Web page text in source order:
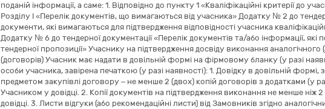
поданій інформації, а саме: 1. Відповідно до пункту 1 «Кваліфікаційні критерії до
Розділу І «Перелік документів, що вимагаються від учасника» Додатку № 2 до
документи, які вимагаються для підтвердження відповідності учасника
Додатку № 6 до тендерної документації «Перелік документів та/або інформації,
тендерної пропозиції» Учаснику на підтвердження досвіду виконання
(договорів) Учасник має надати в довільній формі на фірмовому бланку (у разі
особи учасника, завірена печаткою (у разі наявності): 1. Довідку в довільній
предметом закупівлі договору – не менше 2 (двох) копій договорів з додатками (у
Учасником у довідці. 2. Копії документів на підтвердження виконання не менше ніж
довідці. 3. Листи відгуки (або рекомендаційні листи) від Замовників згідно